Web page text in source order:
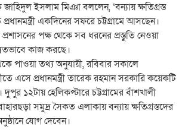
জাহিদুল ইসলাম মিঞা বললেন, ‘বন্যায় ক্ষতিগ্রস্ত
একদিনের সফরে চট্টগ্রামে আসছেন।
পক্ষ থেকে সব ধরনের প্রস্তুতি নেওয়া
কাজ করছে।
পাওয়া তথ্য অনুযায়ী, রবিবার সকালে
এসে প্রধানমন্ত্রী তারেক রহমান সরকারি কয়েকটি
১২টায় হেলিকপ্টারে চট্টগ্রামের বাঁশখালী
সমুদ্র সৈকত এলাকায় বন্যায় ক্ষতিগ্রস্তদের
যোগ দেবেন।